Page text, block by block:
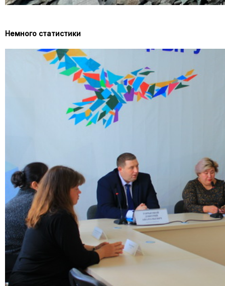
Немного статистики